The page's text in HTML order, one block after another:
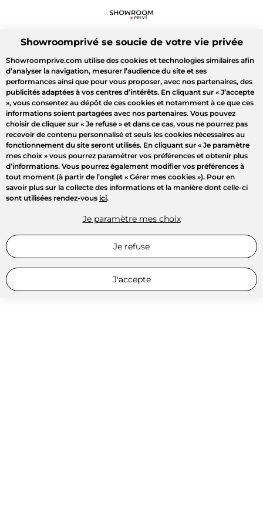
Showroomprivé se soucie de votre vie privée
Showroomprive.com utilise des cookies et technologies similaires afin
d’analyser la navigation, mesurer l’audience du site et ses
performances ainsi que pour vous proposer, avec nos partenaires, des
publicités adaptées à vos centres d’intérêts. En cliquant sur « J’accepte
», vous consentez au dépôt de ces cookies et notamment à ce que ces
informations soient partagées avec nos partenaires. Vous pouvez
choisir de cliquer sur « Je refuse » et dans ce cas, vous ne pourrez pas
recevoir de contenu personnalisé et seuls les cookies nécessaires au
fonctionnement du site seront utilisés. En cliquant sur « Je paramètre
mes choix » vous pourrez paramétrer vos préférences et obtenir plus
d’informations. Vous pourrez également modifier vos préférences à
tout moment (à partir de l’onglet « Gérer mes cookies »). Pour en
savoir plus sur la collecte des informations et la manière dont celle-ci
sont utilisées rendez-vous ici.
Je paramètre mes choix
Je refuse
J'accepte